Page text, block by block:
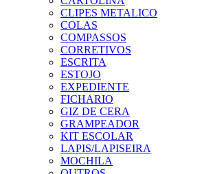
CLIPES METALICO
COLAS
COMPASSOS
CORRETIVOS
ESCRITA
ESTOJO
EXPEDIENTE
FICHARIO
GIZ DE CERA
GRAMPEADOR
KIT ESCOLAR
LAPIS/LAPISEIRA
MOCHILA